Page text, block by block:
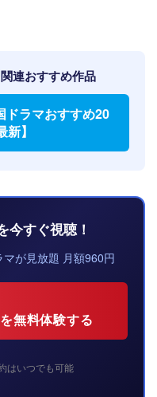
連おすすめ作品
ラマおすすめ20
】
今すぐ視聴！
が見放題 月額960円
無料体験する
はいつでも可能